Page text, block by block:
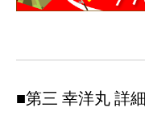
■第三 幸洋丸 詳細